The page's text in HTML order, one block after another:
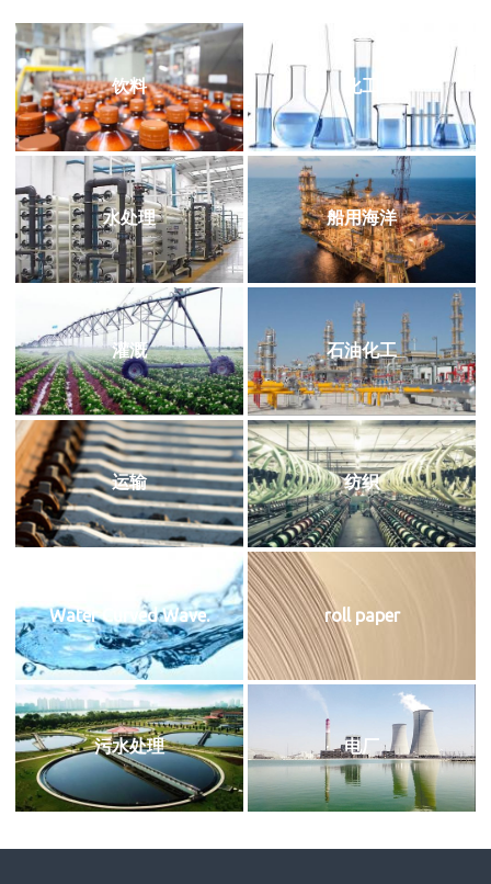
饮料 化工
水处理 船用海洋
灌溉 石油化工
运输 纺织
Water Curved Wave. roll paper
污水处理 电厂